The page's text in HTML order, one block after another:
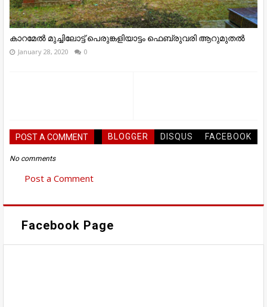
കാറമേൽ മുച്ചിലോട്ട് പെരുങ്കളിയാട്ടം ഫെബ്രുവരി ആറുമുതൽ
January 28, 2020 0
POST A COMMENT BLOGGER DISQUS FACEBOOK
No comments
Post a Comment
Facebook Page